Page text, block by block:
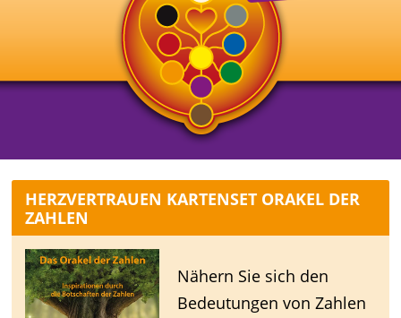
HERZVERTRAUEN KARTENSET ORAKEL DER
ZAHLEN
Nähern Sie sich den
Bedeutungen von Zahlen